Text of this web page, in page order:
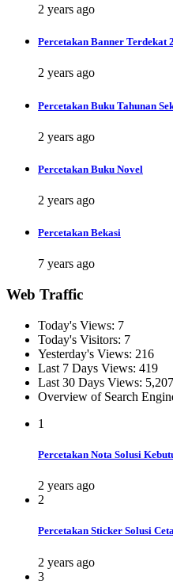
2 years ago
Percetakan Banner Terdekat
2 years ago
Percetakan Buku Tahunan
2 years ago
Percetakan Buku Novel
2 years ago
Percetakan Bekasi
7 years ago
Web Traffic
Today's Views: 7
Today's Visitors: 7
Yesterday's Views: 216
Last 7 Days Views: 419
Last 30 Days Views: 5,207
Overview of Search
1
Percetakan Nota Solusi
2 years ago
2
Percetakan Sticker Solusi
2 years ago
3